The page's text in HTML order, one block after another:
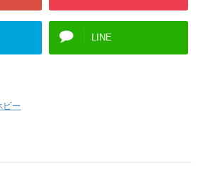
LINE
ビー